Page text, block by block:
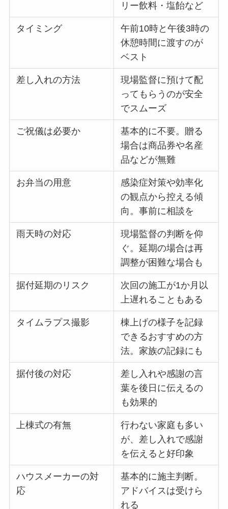
リー飲料・塩飴など
タイミング
午前10時と午後3時の
休憩時間に渡すのが
ベスト
差し入れの方法
現場監督に預けて配
ってもらうのが安全
でスムーズ
ご祝儀は必要か
基本的に不要。贈る
場合は商品券や名産
品などが無難
お弁当の用意
感染症対策や効率化
の観点から控える傾
向。事前に相談を
雨天時の対応
現場監督の判断を仰
ぐ。延期の場合は再
調整が困難な場合も
据付延期のリスク
次回の施工が1か月以
上遅れることもある
タイムラプス撮影
棟上げの様子を記録
できるおすすめの方
法。家族の記録にも
据付後の対応
差し入れや感謝の言
葉を後日に伝えるの
も効果的
上棟式の有無
行わない家庭も多い
が、差し入れで感謝
を伝えると好印象
ハウスメーカーの対
応
基本的に施主判断。
アドバイスは受けら
れる